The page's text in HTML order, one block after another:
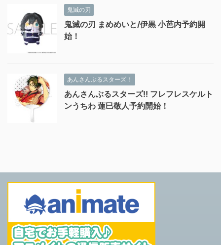
鬼滅の刃
鬼滅の刃 まめめいと/伊黒 小芭内予約開
始！
あんさんぶるスターズ！
あんさんぶるスターズ!! フレフレスケルト
ンうちわ 蓮巳敬人予約開始！